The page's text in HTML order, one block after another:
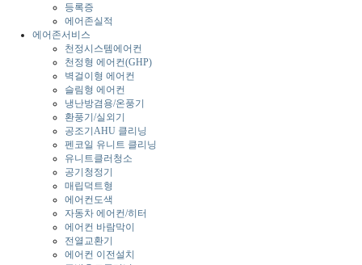
등록증
에어존실적
에어존서비스
천정시스템에어컨
천정형 에어컨(GHP)
벽걸이형 에어컨
슬림형 에어컨
냉난방겸용/온풍기
환풍기/실외기
공조기AHU 클리닝
펜코일 유니트 클리닝
유니트클러청소
공기청정기
매립덕트형
에어컨도색
자동차 에어컨/히터
에어컨 바람막이
전열교환기
에어컨 이전설치